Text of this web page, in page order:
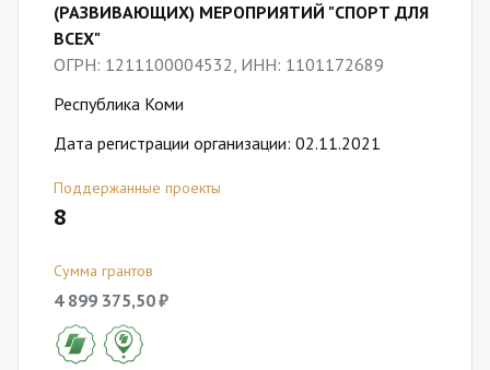
(РАЗВИВАЮЩИХ) МЕРОПРИЯТИЙ "СПОРТ ДЛЯ
ВСЕХ"
ОГРН: 1211100004532, ИНН: 1101172689
Республика Коми
Дата регистрации организации: 02.11.2021
Поддержанные проекты
8
Сумма грантов
4 899 375,50 ₽